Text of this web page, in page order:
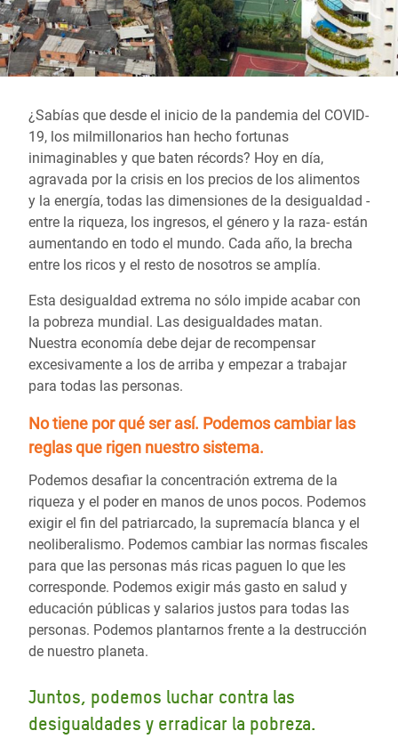
¿Sabías que desde el inicio de la pandemia del COVID-
19, los milmillonarios han hecho fortunas
inimaginables y que baten récords? Hoy en día,
agravada por la crisis en los precios de los alimentos
y la energía, todas las dimensiones de la desigualdad -
entre la riqueza, los ingresos, el género y la raza- están
aumentando en todo el mundo. Cada año, la brecha
entre los ricos y el resto de nosotros se amplía.
Esta desigualdad extrema no sólo impide acabar con
la pobreza mundial. Las desigualdades matan.
Nuestra economía debe dejar de recompensar
excesivamente a los de arriba y empezar a trabajar
para todas las personas.
No tiene por qué ser así. Podemos cambiar las
reglasque rigen nuestro sistema.
Podemos desafiar la concentración extrema de la
riqueza y el poder en manos de unos pocos. Podemos
exigir el fin del patriarcado, la supremacía blanca y el
neoliberalismo. Podemos cambiar las normas fiscales
para que las personas más ricas paguen lo que les
corresponde. Podemos exigir más gasto en salud y
educación públicas y salarios justos para todas las
personas. Podemos plantarnos frente a la destrucción
de nuestro planeta.
Juntos, podemos luchar contra las
desigualdades y erradicar la pobreza.